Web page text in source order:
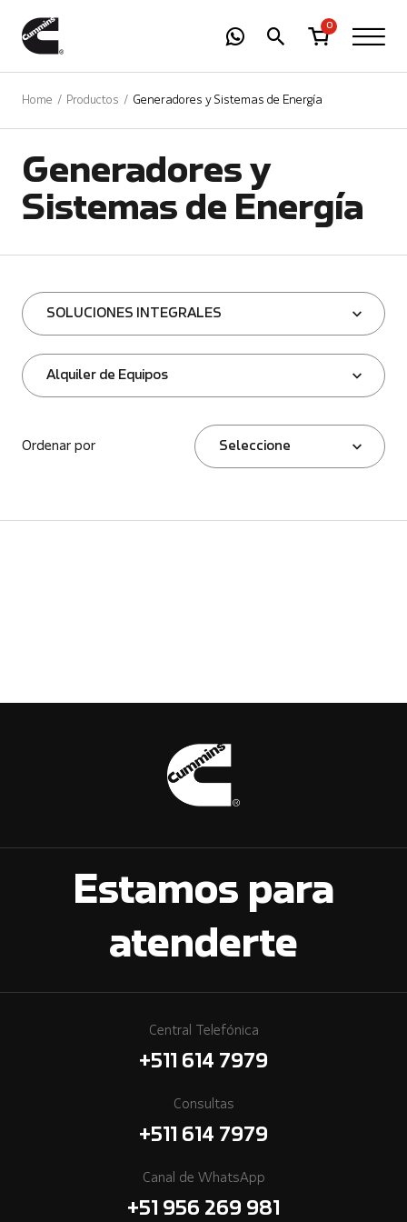
0
Home Productos Generadores y Sistemas de Energía
Generadores y
Sistemas de Energía
SOLUCIONES INTEGRALES
Alquiler de Equipos
Ordenar por Seleccione
Estamos para
atenderte
Central Telefónica
+511 614 7979
Consultas
+511 614 7979
Canal de WhatsApp
+51 956 269 981